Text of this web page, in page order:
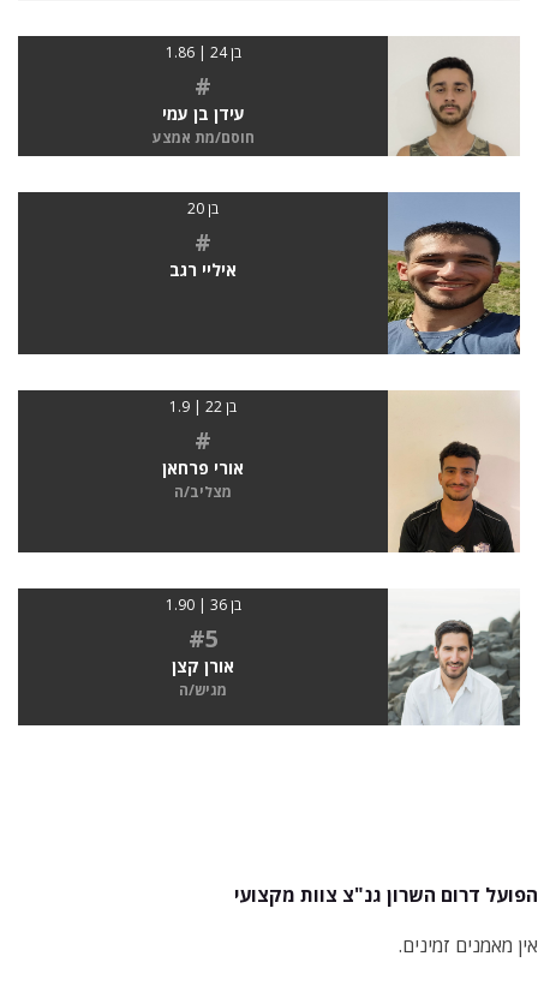
בן 24 | 1.86
#
עידן בן עמי
חוסם/מת אמצע
בן 20
#
איליי רגב
בן 22 | 1.9
#
אורי פרחאן
מצליב/ה
בן 36 | 1.90
#5
אורן קצן
מגיש/ה
הפועל דרום השרון גנ"צ צוות מקצועי
אין מאמנים זמינים.